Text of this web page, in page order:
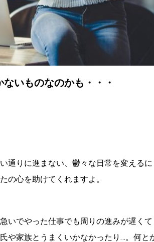
いものなのかも・・・
通りに進まない、鬱々な日常を変えるに
の心を助けてくれますよ。
いでやった仕事でも周りの進みが遅くて
や家族とうまくいかなかったり…。何と